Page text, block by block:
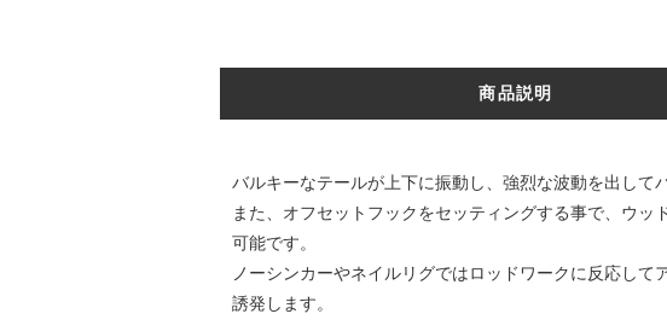
商品説明
バルキーなテールが上下に振動し、強烈な波動を出して
また、オフセットフックをセッティングする事で、ウ
可能です。
ノーシンカーやネイルリグではロッドワークに反応し
誘発します。